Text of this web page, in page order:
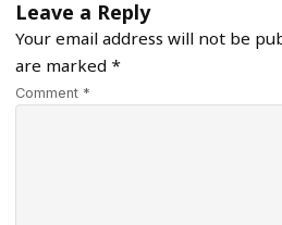
Leave a Reply
Your email address will not be
are marked *
Comment *